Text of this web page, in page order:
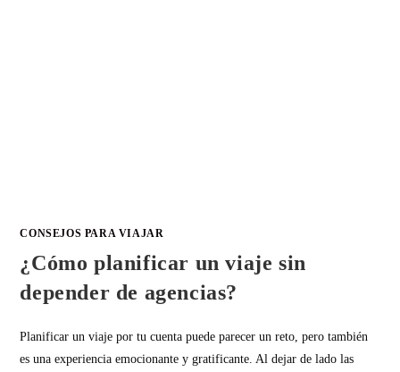
CONSEJOS PARA VIAJAR
¿Cómo planificar un viaje sin
depender de agencias?
Planificar un viaje por tu cuenta puede parecer un reto, pero también
es una experiencia emocionante y gratificante. Al dejar de lado las